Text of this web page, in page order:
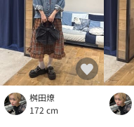
桝田燎
172 cm